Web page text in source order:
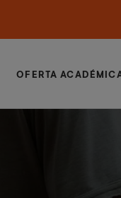
OFERTA